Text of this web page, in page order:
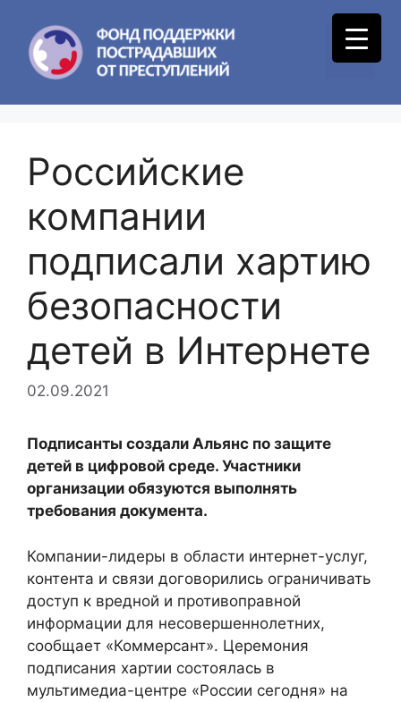
content
Menu
Российские
компании
подписали хартию
безопасности
детей в Интернете
02.09.2021
Подписанты создали Альянс по защите
детей в цифровой среде. Участники
организации обязуются выполнять
требования документа.
Компании-лидеры в области интернет-услуг,
контента и связи договорились ограничивать
доступ к вредной и противоправной
информации для несовершеннолетних,
сообщает «Коммерсант». Церемония
подписания хартии состоялась в
мультимедиа-центре «России сегодня» на